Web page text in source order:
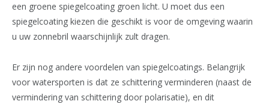
een groene spiegelcoating groen licht. U moet dus een
spiegelcoating kiezen die geschikt is voor de omgeving waarin
u uw zonnebril waarschijnlijk zult dragen.
Er zijn nog andere voordelen van spiegelcoatings. Belangrijk
voor watersporten is dat ze schittering verminderen (naast de
vermindering van schittering door polarisatie), en dit